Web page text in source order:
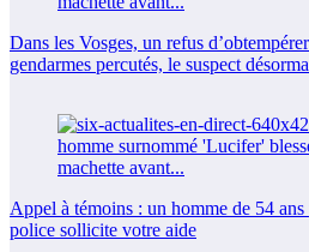
Dans les Vosges, un refus
gendarmes percutés, le suspect
Appel à témoins : un homme de 54
police sollicite votre aide